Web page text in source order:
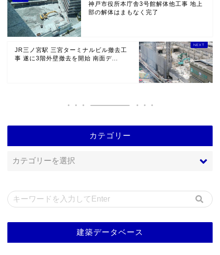
神戸市役所本庁舎3号館解体他工事 地上
部の解体はまもなく完了
JR三ノ宮駅 三宮ターミナルビル撤去工
事 遂に3階外壁撤去を開始 南面デ...
カテゴリー
建築データベース